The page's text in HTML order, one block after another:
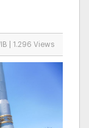
| 1.296 Views